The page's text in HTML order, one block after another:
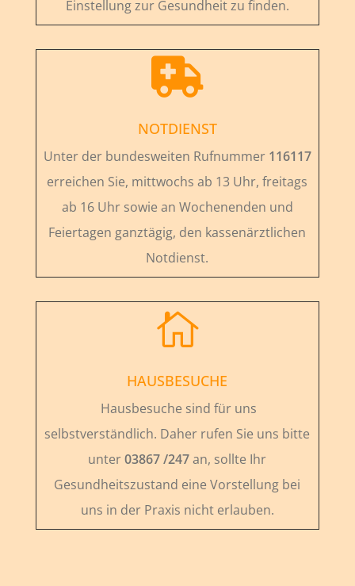
Einstellung zur Gesundheit zu finden.

NOTDIENST
Unter der bundesweiten Rufnummer 116117
erreichen Sie, mittwochs ab 13 Uhr, freitags
ab 16 Uhr sowie an Wochenenden und
Feiertagen ganztägig, den kassenärztlichen
Notdienst.

HAUSBESUCHE
Hausbesuche sind für uns
selbstverständlich. Daher rufen Sie uns bitte
unter03867 /247an, sollte Ihr
Gesundheitszustand eine Vorstellung bei
uns in der Praxis nicht erlauben.